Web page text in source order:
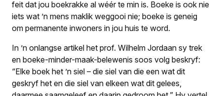
feit dat jou boekrakke al wéér te min is. Boeke is ook nie
iets wat ’n mens maklik weggooi nie; boeke is geneig
om permanente inwoners in jou huis te word.
In ’n onlangse artikel het prof. Wilhelm Jordaan sy trek
en boeke-minder-maak-belewenis soos volg beskryf:
“Elke boek het ’n siel – die siel van die een wat dit
geskryf het en die siel van elkeen wat dit gelees,